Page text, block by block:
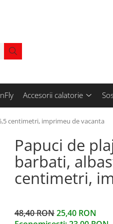
Accesorii calatorie
centimetri, imprimeu de vacanta
Papuci de
barbati,
centimetri,
48,40 RON25,40 RON